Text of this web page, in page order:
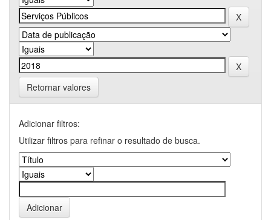
Retornar valores
Adicionar filtros:
Utilizar filtros para refinar o resultado de busca.